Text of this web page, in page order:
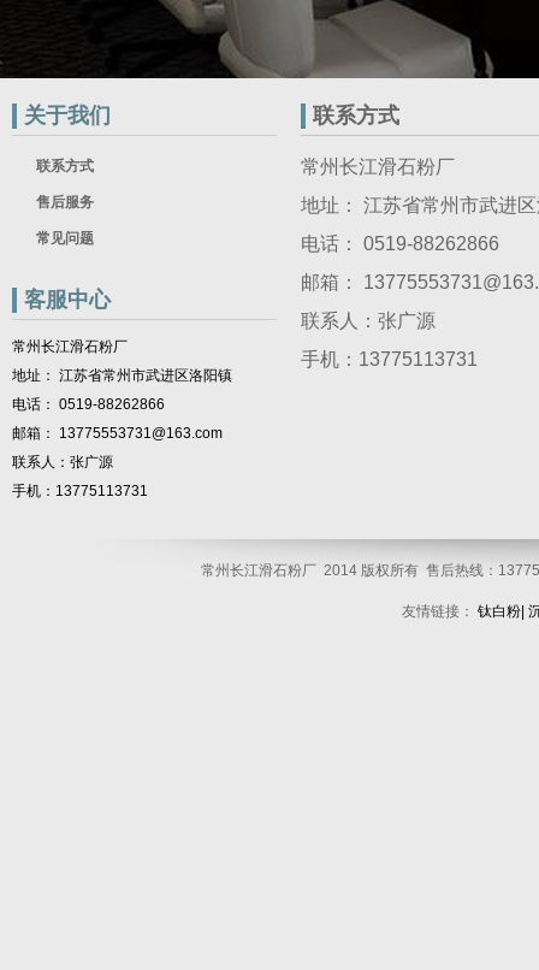
关于我们
联系方式
售后服务
常见问题
客服中心
常州长江滑石粉厂
地址： 江苏省常州市武进区洛阳镇
电话： 0519-88262866
邮箱： 13775553731@163.com
联系人：张广源
手机：13775113731
联系方式
常州长江滑石粉厂
地址： 江苏省常州市武进
电话： 0519-88262866
邮箱：
联系人：张广源
手机：13775113731
常州长江滑石粉厂 2014 版权所有 售后热线：
友情链接： 钛白粉